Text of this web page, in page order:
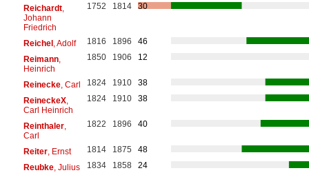
Reichardt,
Johann
Friedrich
1752 1814 30
Reichel, Adolf 1816 1896
46
Reimann,
Heinrich
1850 1906 12
Reinecke, Carl 1824 1910
38
ReineckeX,
Carl Heinrich
1824 1910 38
Reinthaler,
Carl
1822 1896 40
Reiter, Ernst 1814 1875
48
Reubke, Julius 1834 1858
24